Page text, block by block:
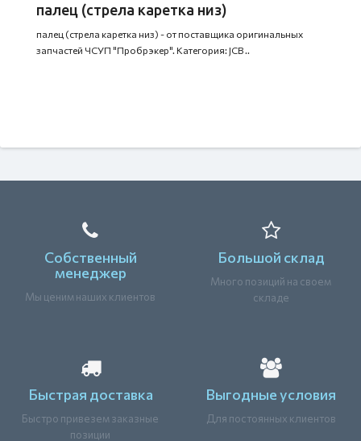
палец (стрела каретка низ)
палец (стрела каретка низ) - от поставщика оригинальных
запчастей ЧСУП "Пробрэкер". Категория: JCB ..
Собственный
менеджер
Мы ценим наших клиентов
Большой склад
Много позиций на своем
складе
Быстрая доставка
Быстро привезем заказные
позиции
Выгодные условия
Для постоянных клиентов